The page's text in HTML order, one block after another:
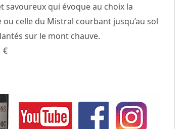
savoureux qui évoque au choix la
ou celle du Mistral courbant jusqu’au sol
sur le mont chauve.
€